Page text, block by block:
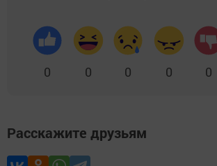
0 0 0 0 0
Расскажите друзьям